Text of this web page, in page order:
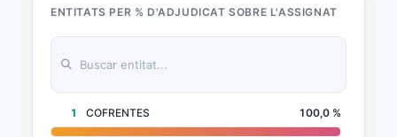
ENTITATS PER % D'ADJUDICAT SOBRE L'ASSIGNAT
1 COFRENTES 100,0 %